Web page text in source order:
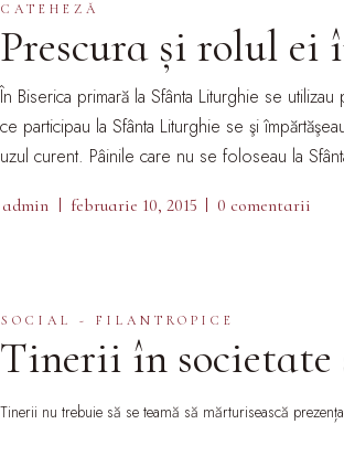
CATEHEZĂ
Prescura și rolul ei
În Biserica primară la Sfânta Liturghie se
ce participau la Sfânta Liturghie se şi
uzul curent. Pâinile care nu se foloseau la
admin februarie 10, 2015 0 comentarii
SOCIAL - FILANTROPICE
Tinerii în
Tinerii nu trebuie să se teamă să mărturisească